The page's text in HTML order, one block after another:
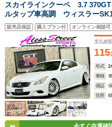
スカイラインクーペ 3.7
ルタップ車高調 ウィスラー
ール 純正HDDナビ
ーフレザーシート
販売店保証 購入プラン付 オンライン相談可
支払総
115
年式
車検
保証
住所